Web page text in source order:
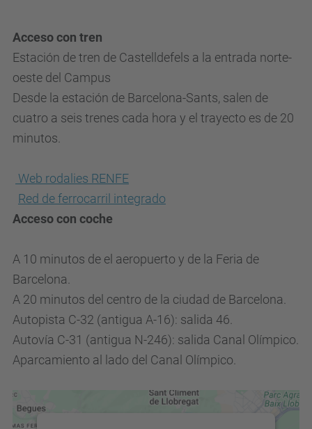
Acceso con tren
Estación de tren de Castelldefels a la entrada norte-
oeste del Campus
Desde la estación de Barcelona-Sants, salen de
cuatro a seis trenes cada hora y el trayecto es de 20
minutos.
Web rodalies RENFE
Red de ferrocarril integrado
Acceso con coche
A 10 minutos de el aeropuerto y de la Feria de
Barcelona.
A 20 minutos del centro de la ciudad de Barcelona.
Autopista C-32 (antigua A-16): salida 46.
Autovía C-31 (antigua N-246): salida Canal Olímpico.
Aparcamiento al lado del Canal Olímpico.